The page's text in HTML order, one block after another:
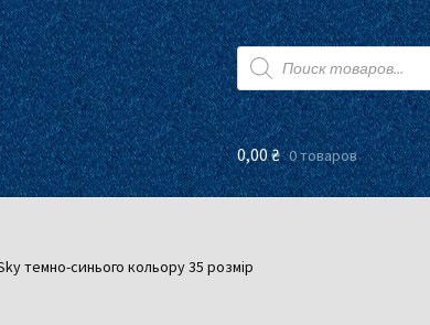
Поиск
товаров
0,00₴ 0 товаров
темно-синього кольору 35 розмір